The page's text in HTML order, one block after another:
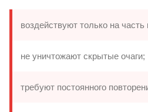
воздействуют только на часть
не уничтожают скрытые очаги;
требуют постоянного